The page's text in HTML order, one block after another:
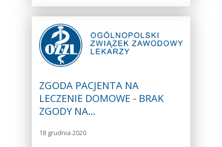
ZGODA PACJENTA NA
LECZENIE DOMOWE - BRAK
ZGODY NA…
18 grudnia 2020